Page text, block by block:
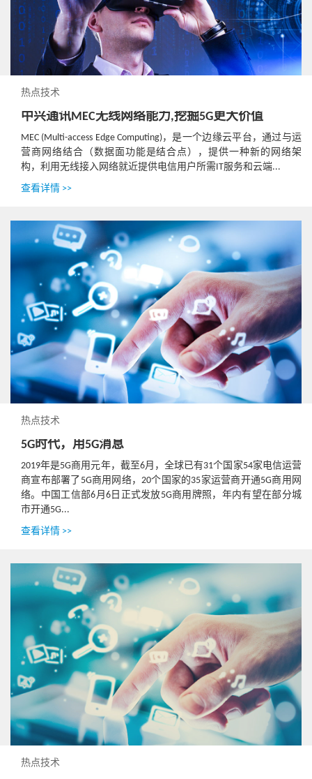
热点技术
中兴通讯MEC无线网络能力,挖掘5G更大价值
MEC (Multi-access Edge Computing)，是一个边缘云平台，通过与运
营商网络结合（数据面功能是结合点），提供一种新的网络架
构，利用无线接入网络就近提供电信用户所需IT服务和云端...
查看详情 >>
热点技术
5G时代，用5G消息
2019年是5G商用元年，截至6月，全球已有31个国家54家电信运营
商宣布部署了5G商用网络，20个国家的35家运营商开通5G商用网
络。中国工信部6月6日正式发放5G商用牌照，年内有望在部分城
市开通5G...
查看详情 >>
热点技术